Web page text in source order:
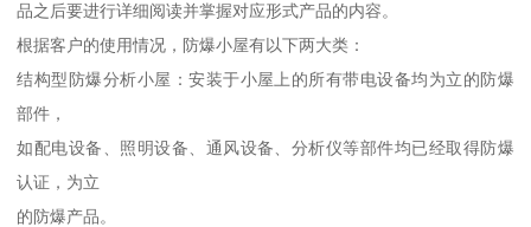
品之后要进行详细阅读并掌握对应形式产品的内容。
根据客户的使用情况，防爆小屋有以下两大类：
结构型防爆分析小屋：安装于小屋上的所有带电设备均为立的防爆
部件，
如配电设备、照明设备、通风设备、分析仪等部件均已经取得防爆
认证，为立
的防爆产品。